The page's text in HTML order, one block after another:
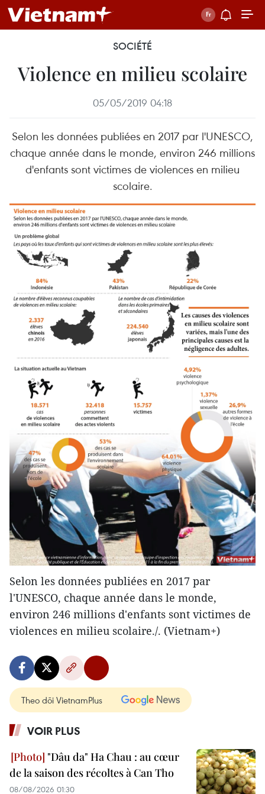
SOCIÉTÉ
Violence en milieu scolaire
05/05/2019 04:18
Selon les données publiées en 2017 par l'UNESCO,
chaque année dans le monde, environ 246 millions
d'enfants sont victimes de violences en milieu
scolaire.
Selon les données publiées en 2017 par
l'UNESCO, chaque année dans le monde,
environ 246 millions d'enfants sont victimes de
violences en milieu scolaire./. (Vietnam+)
Theo dõi VietnamPlus
VOIR PLUS
"Dâu da" Ha Chau : au cœur
de la saison des récoltes à Can Tho
08/08/2026 01:30